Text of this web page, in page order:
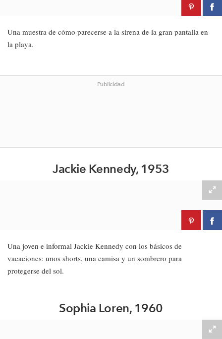
Una muestra de cómo parecerse a la sirena de la gran pantalla en
la playa.
Publicidad
Jackie Kennedy, 1953
Una joven e informal Jackie Kennedy con los básicos de
vacaciones: unos shorts, una camisa y un sombrero para
protegerse del sol.
Sophia Loren, 1960